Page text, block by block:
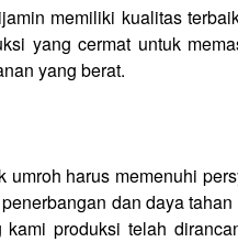
memiliki kualitas
yang cermat untuk
yang berat.
umroh harus memenuhi
dan daya
produksi telah